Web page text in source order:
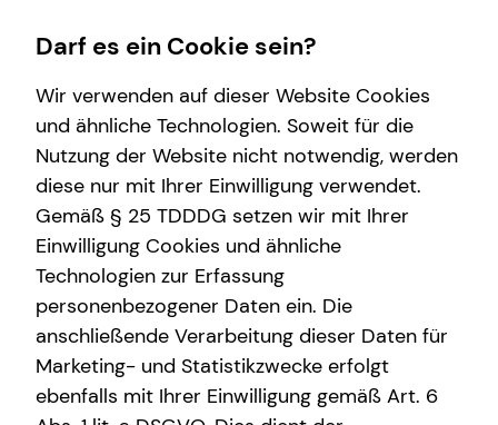
Wissenswertes
Interview
Über tecis
teamzukunft
Service
Kundenportal
Schadenabwicklung
Finanzberatung
Videoberatung
Spezialisten-Netzwerk
Private Krankenvorsorge
Immobilienfinanzierung
Investment
Karriere-Infos
Karrierechancen
Initiativbewerbung
Impressum
Max Nicolai
Selbstständiger Repräsentant für die tecis
Finanzdienstleistungen AG
Karl-Heine-Straße 20
04229 Leipzig
Mobil: +49 (157) 75738057
E-Mail:max.nicolai@tecis.de
Darf es ein Cookie sein?
Wir verwenden auf dieser Website Cookies
und ähnliche Technologien. Soweit für die
Nutzung der Website nicht notwendig, werden
diese nur mit Ihrer Einwilligung verwendet.
Gemäß § 25 TDDDG setzen wir mit Ihrer
Einwilligung Cookies und ähnliche
Technologien zur Erfassung
personenbezogener Daten ein. Die
anschließende Verarbeitung dieser Daten für
Marketing- und Statistikzwecke erfolgt
ebenfalls mit Ihrer Einwilligung gemäß Art. 6